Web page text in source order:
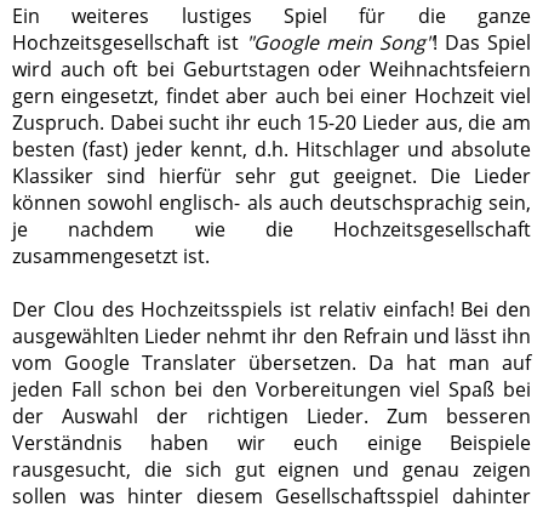
Ein weiteres lustiges Spiel für die ganze
Hochzeitsgesellschaft ist "Google mein Song"! Das Spiel
wird auch oft bei Geburtstagen oder Weihnachtsfeiern
gern eingesetzt, findet aber auch bei einer Hochzeit viel
Zuspruch. Dabei sucht ihr euch 15-20 Lieder aus, die am
besten (fast) jeder kennt, d.h. Hitschlager und absolute
Klassiker sind hierfür sehr gut geeignet. Die Lieder
können sowohl englisch- als auch deutschsprachig sein,
je nachdem wie die Hochzeitsgesellschaft
zusammengesetzt ist.
Der Clou des Hochzeitsspiels ist relativ einfach! Bei den
ausgewählten Lieder nehmt ihr den Refrain und lässt ihn
vom Google Translater übersetzen. Da hat man auf
jeden Fall schon bei den Vorbereitungen viel Spaß bei
der Auswahl der richtigen Lieder. Zum besseren
Verständnis haben wir euch einige Beispiele
rausgesucht, die sich gut eignen und genau zeigen
sollen was hinter diesem Gesellschaftsspiel dahinter